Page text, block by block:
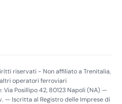
riservati - Non affiliato a Trenitalia,
operatori ferroviari
Via Posillipo 42, 80123 Napoli (NA) —
— Iscritta al Registro delle Imprese di